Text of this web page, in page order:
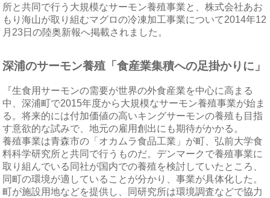
所と共同で行う大規模なサーモン養殖事業と、株式会社あお
もり海山が取り組むマグロの冷凍加工事業について2014年12
月23日の陸奥新報へ掲載されました。
深浦のサーモン養殖「食産業集積への足掛かりに」
『生食用サーモンの需要が世界の外食産業を中心に高まる
中、深浦町で2015年度から大規模なサーモン養殖事業が始ま
る。将来的には付加価値の高いキングサーモンの養殖も目指
す意欲的な試みで、地元の雇用創出にも期待がかかる。
養殖事業は青森市の「オカムラ食品工業」が町、弘前大学食
料科学研究所と共同で行うものだ。デンマークで養殖事業に
取り組んでいる同社が国内での養殖を検討していたところ、
同町の環境が適していることが分かり、事業が具体化した。
町が施設用地などを提供し、同研究所は環境調査などで協力